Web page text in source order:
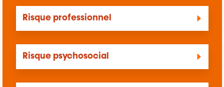
Risque professionnel
Risque psychosocial